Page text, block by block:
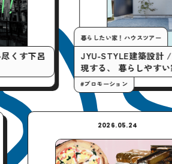
暮らしたい家！ハウスツアー
JYU-STYLE建築設計 / 平屋の間取りで
現する、 暮らしやすい家。
#プロモーション